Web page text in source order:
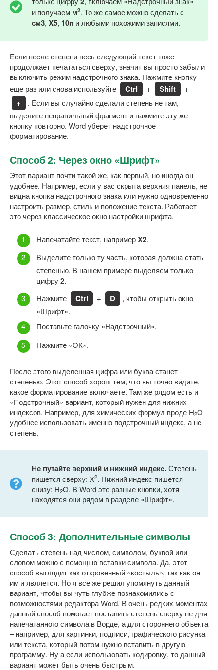
и получаем м2. То же самое можно сделать с
см3, X5, 10n и любыми похожими записями.
Если после степени весь следующий текст тоже
продолжает печататься сверху, значит вы просто забыли
выключить режим надстрочного знака. Нажмите кнопку
еще раз или снова используйте
Ctrl + Shift +
+
. Если вы случайно сделали степень не там,
выделите неправильный фрагмент и нажмите эту же
кнопку повторно. Word уберет надстрочное
форматирование.
Способ 2: Через окно «Шрифт»
Этот вариант почти такой же, как первый, но иногда он
удобнее. Например, если у вас скрыта верхняя панель, не
видна кнопка надстрочного знака или нужно одновременно
настроить размер, стиль и положение текста. Работает
это через классическое окно настройки шрифта.
Напечатайте текст, напримерX2.
Выделите только ту часть, которая должна стать
степенью. В нашем примере выделяем только
цифру2.
Нажмите
Ctrl + D
, чтобы открыть окно
«Шрифт».
Поставьте галочку «Надстрочный».
Нажмите «ОК».
После этого выделенная цифра или буква станет
степенью. Этот способ хорош тем, что вы точно видите,
какое форматирование включаете. Там же рядом есть и
«Подстрочный» вариант, который нужен для нижних
индексов. Например, для химических формул вроде H2O
удобнее использовать именно подстрочный индекс, а не
степень.
Не путайте верхний и нижний индекс.Степень
пишется сверху: X2. Нижний индекс пишется
снизу: H2O. В Word это разные кнопки, хотя
находятся они рядом в разделе «Шрифт».
Способ 3: Дополнительные символы
Сделать степень над числом, символом, буквой или
словом можно с помощью вставки символа. Да, этот
способ выглядит как откровенный «костыль», так как он
им и является. Но я все же решил упомянуть данный
вариант, чтобы вы чуть глубже познакомились с
возможностями редактора Word. В очень редких моментах
данный способ помогает поставить степень сверху не для
напечатанного символа в Ворде, а для стороннего объекта
– например, для картинки, подписи, графического рисунка
или текста, который потом нужно вставить в другую
программу. Ну а если использовать кодировку, то данный
вариант может быть очень быстрым.